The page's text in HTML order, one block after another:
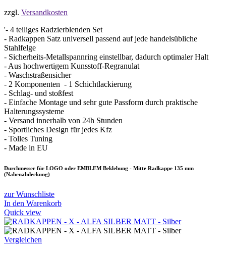
zzgl. Versandkosten
'- 4 teiliges Radzierblenden Set
- Radkappen Satz universell passend auf jede handelsübliche
Stahlfelge
- Sicherheits-Metallspannring einstellbar, dadurch optimaler Halt
- Aus hochwertigem Kunsstoff-Regranulat
- Waschstraßensicher
- 2 Komponenten - 1 Schichtlackierung
- Schlag- und stoßfest
- Einfache Montage und sehr gute Passform durch praktische
Halterungssysteme
- Versand innerhalb von 24h Stunden
- Sportliches Design für jedes Kfz
- Tolles Tuning
- Made in EU
Durchmesser für LOGO oder EMBLEM Beklebung - Mitte Radkappe 135 mm
(Nabenabdeckung)
zur Wunschliste
In den Warenkorb
Quick view
Vergleichen